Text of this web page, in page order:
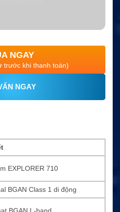
NGAY
trước khi thanh toán)
NGAY
EXPLORER 710
BGAN Class 1 di động